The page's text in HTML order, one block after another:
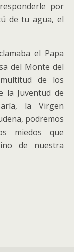
por
de tu agua, el
el Papa
del Monte del
de los
la Juventud de
la Virgen
podremos
miedos que
de nuestra